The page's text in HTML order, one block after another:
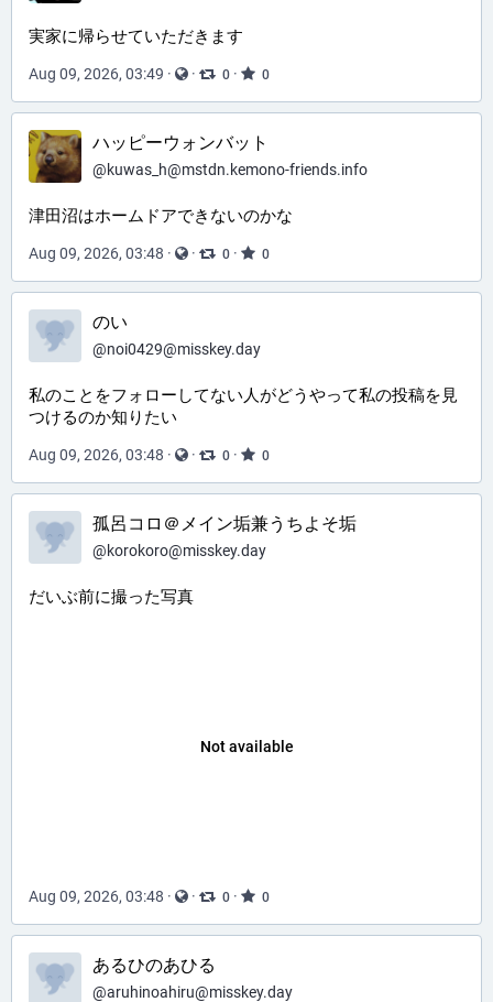
実家に帰らせていただきます
Aug 09, 2026, 03:49 · · 0 · 0
ハッピーウォンバット
@kuwas_h@mstdn.kemono-friends.info
津田沼はホームドアできないのかな
Aug 09, 2026, 03:48 · · 0 · 0
のい
@noi0429@misskey.day
私のことをフォローしてない人がどうやって私の投稿を見
つけるのか知りたい
Aug 09, 2026, 03:48 · · 0 · 0
孤呂コロ＠メイン垢兼うちよそ垢
@korokoro@misskey.day
だいぶ前に撮った写真
Not available
Aug 09, 2026, 03:48 · · 0 · 0
あるひのあひる
@aruhinoahiru@misskey.day